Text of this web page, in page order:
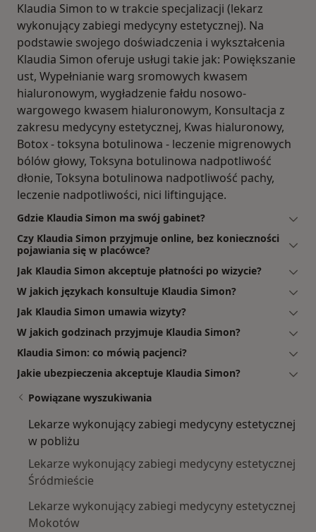
Klaudia Simon to w trakcie specjalizacji (lekarz
wykonujący zabiegi medycyny estetycznej). Na
podstawie swojego doświadczenia i wykształcenia
Klaudia Simon oferuje usługi takie jak: Powiększanie
ust, Wypełnianie warg sromowych kwasem
hialuronowym, wygładzenie fałdu nosowo-
wargowego kwasem hialuronowym, Konsultacja z
zakresu medycyny estetycznej, Kwas hialuronowy,
Botox - toksyna botulinowa - leczenie migrenowych
bólów głowy, Toksyna botulinowa nadpotliwość
dłonie, Toksyna botulinowa nadpotliwość pachy,
leczenie nadpotliwości, nici liftingujące.
Gdzie Klaudia Simon ma swój gabinet?
Czy Klaudia Simon przyjmuje online, bez konieczności
pojawiania się w placówce?
Jak Klaudia Simon akceptuje płatności po wizycie?
W jakich językach konsultuje Klaudia Simon?
Jak Klaudia Simon umawia wizyty?
W jakich godzinach przyjmuje Klaudia Simon?
Klaudia Simon: co mówią pacjenci?
Jakie ubezpieczenia akceptuje Klaudia Simon?
Powiązane wyszukiwania
Lekarze wykonujący zabiegi medycyny estetycznej
w pobliżu
Lekarze wykonujący zabiegi medycyny estetycznej
Śródmieście
Lekarze wykonujący zabiegi medycyny estetycznej
Mokotów